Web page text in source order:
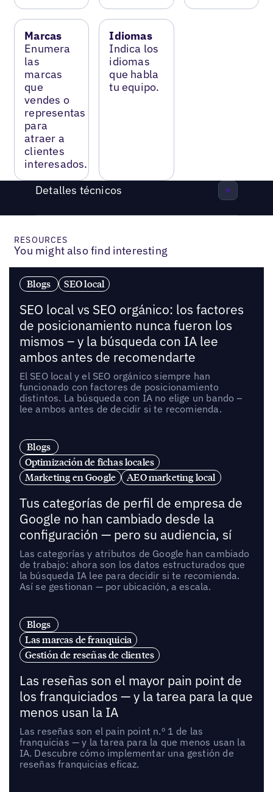
Marcas
Enumera
las
marcas
que
vendes o
representas
para
atraer a
clientes
interesados.
Idiomas
Indica los
idiomas
que habla
tu equipo.
Detalles técnicos
RESOURCES
You might also find interesting
Blogs SEO local
SEO local vs SEO orgánico: los factores
de posicionamiento nunca fueron los
mismos – y la búsqueda con IA lee
ambos antes de recomendarte
El SEO local y el SEO orgánico siempre han
funcionado con factores de posicionamiento
distintos. La búsqueda con IA no elige un bando –
lee ambos antes de decidir si te recomienda.
Blogs
Optimización de fichas locales
Marketing en Google
AEO marketing local
Tus categorías de perfil de empresa de
Google no han cambiado desde la
configuración — pero su audiencia, sí
Las categorías y atributos de Google han cambiado
de trabajo: ahora son los datos estructurados que
la búsqueda IA lee para decidir si te recomienda.
Así se gestionan — por ubicación, a escala.
Blogs
Las marcas de franquicia
Gestión de reseñas de clientes
Las reseñas son el mayor pain point de
los franquiciados — y la tarea para la que
menos usan la IA
Las reseñas son el pain point n.º 1 de las
franquicias — y la tarea para la que menos usan la
IA. Descubre cómo implementar una gestión de
reseñas franquicias eficaz.